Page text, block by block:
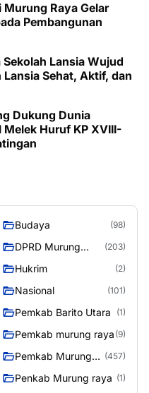
Raya Gelar
Pembangunan
Lansia Wujud
Sehat, Aktif, dan
Dukung Dunia
Huruf KP XVIII-
Budaya (98)
DPRD Murung
(203)
Hukrim (2)
Nasional (101)
Pemkab Barito Utara (1)
Pemkab murung raya (9)
Pemkab Murung
(457)
Penkab Murung raya (1)